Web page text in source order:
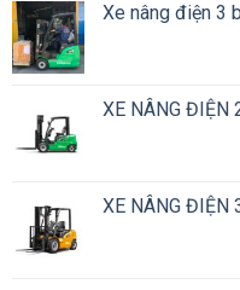
Xe nâng điện 3
XE NÂNG ĐIỆN
XE NÂNG ĐIỆN